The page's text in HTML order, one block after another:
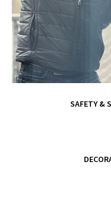
SAFETY &